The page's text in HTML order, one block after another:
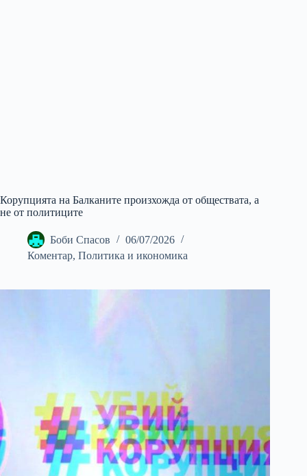
Корупцията на Балканите произхожда от обществата, а
не от политиците
Боби Спасов
06/07/2026
Коментар, Политика и икономика